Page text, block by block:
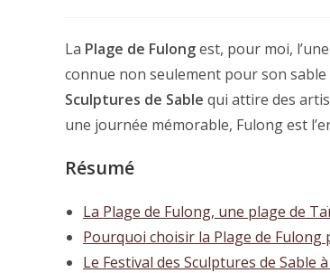
publication :
la
publication :
La Plage de Fulongest, pour moi,
connue non seulement pour son
Sculptures de Sable qui attire des
une journée mémorable, Fulong est
Résumé
La Plage de Fulong, une plage de
Pourquoi choisir la Plage de
Le Festival des Sculptures de Sable